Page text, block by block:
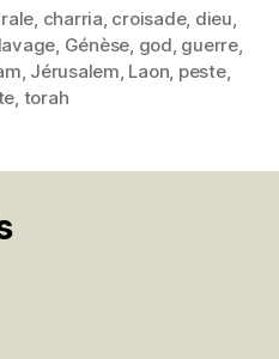
, charria, croisade, dieu,
, Génèse, god, guerre,
, Jérusalem, Laon, peste,
, torah